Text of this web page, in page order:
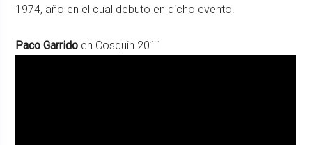
1974, año en el cual debuto en dicho evento.
Paco Garrido en Cosquin 2011